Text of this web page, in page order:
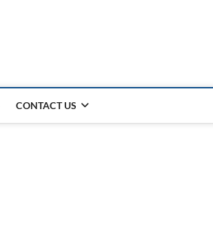
CONTACT US